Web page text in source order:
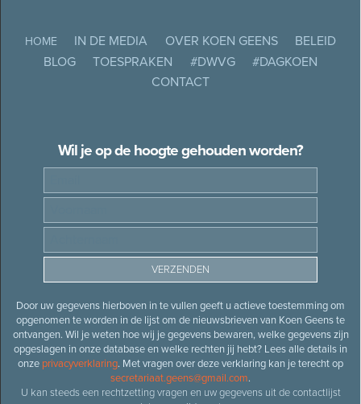
HOME IN DE MEDIA OVER KOEN GEENS
BELEID
BLOG
TOESPRAKEN #DWVG
#DAGKOEN
CONTACT
Wil je op de hoogte gehouden worden?
Door uw gegevens hierboven in te vullen geeft u actieve toestemming om
opgenomen te worden in de lijst om de nieuwsbrieven van Koen Geens te
ontvangen. Wil je weten hoe wij je gegevens bewaren, welke gegevens zijn
opgeslagen in onze database en welke rechten jij hebt? Lees alle details in
onze privacyverklaring. Met vragen over deze verklaring kan je terecht op
secretariaat.geens@gmail.com.
U kan steeds een rechtzetting vragen en uw gegevens uit de contactlijst